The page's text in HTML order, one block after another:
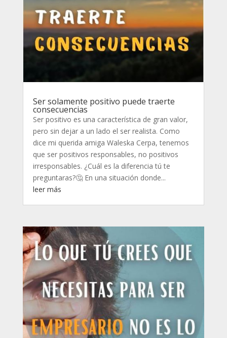
Ser solamente positivo puede traerte
consecuencias
Ser positivo es una característica de gran valor,
pero sin dejar a un lado el ser realista. Como
dice mi querida amiga Waleska Cerpa, tenemos
que ser positivos responsables, no positivos
irresponsables. ¿Cuál es la diferencia tú te
preguntaras?🤔 En una situación donde...
leer más